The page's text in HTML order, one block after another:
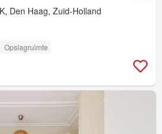
Den Haag, Zuid-Holland
Opslagruimte